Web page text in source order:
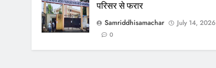
परिसर से फरार
Samriddhisamachar
July 14, 2026
0